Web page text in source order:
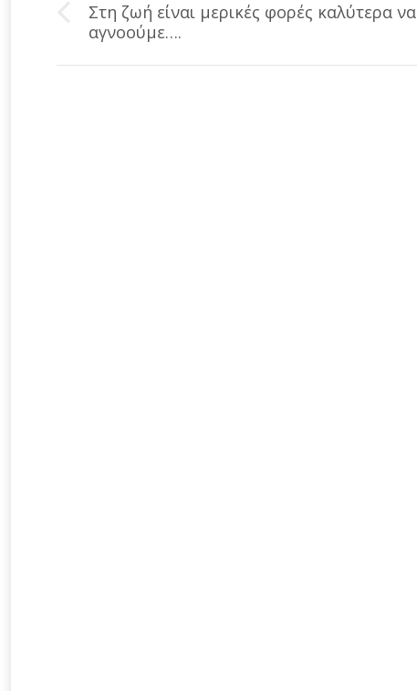
navigation
Previous
post:
Στη ζωή είναι μερικές φορές καλύτερα να
αγνοούμε….